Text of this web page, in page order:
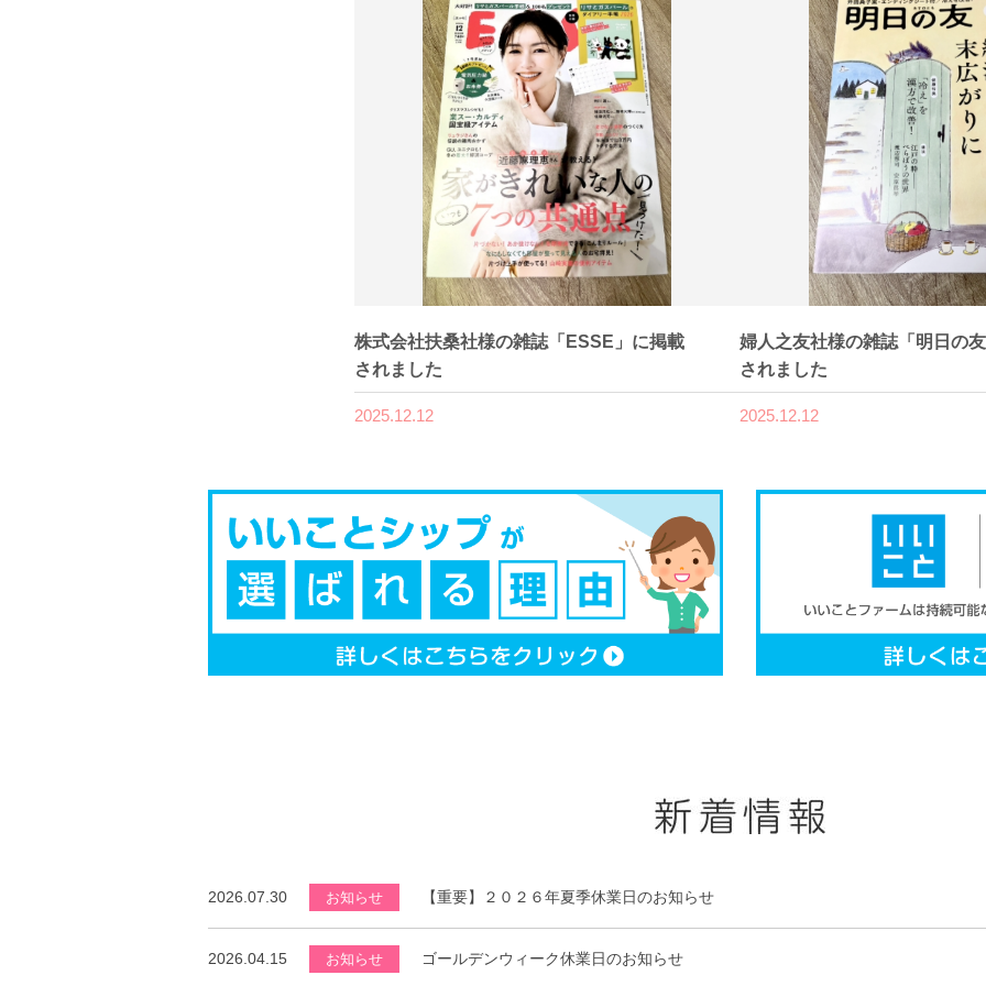
株式会社扶桑社様の雑誌「ESSE」に掲載
されました
2025.12.12
婦人之友社様の雑誌「明日の
されました
2025.12.12
2026.07.30 お知らせ 【重要】２０２６年夏季休業日のお知らせ
2026.04.15 お知らせ ゴールデンウィーク休業日のお知らせ